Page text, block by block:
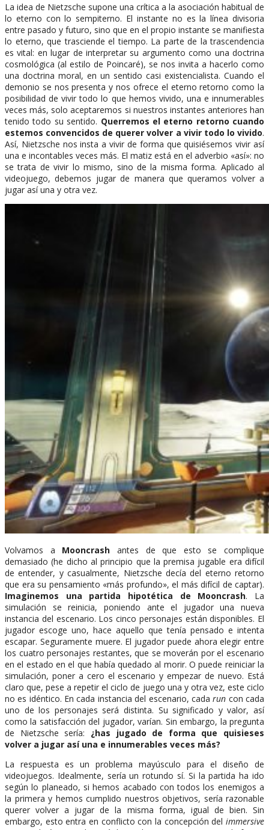
La idea de Nietzsche supone una crítica a la asociación habitual de
lo eterno con lo sempiterno. El instante no es la línea divisoria
entre pasado y futuro, sino que en el propio instante se manifiesta
lo eterno, que trasciende el tiempo. La parte de la trascendencia
es vital: en lugar de interpretar su argumento como una doctrina
cosmológica (al estilo de Poincaré), se nos invita a hacerlo como
una doctrina moral, en un sentido casi existencialista. Cuando el
demonio se nos presenta y nos ofrece el eterno retorno como la
posibilidad de vivir todo lo que hemos vivido, una e innumerables
veces más, solo aceptaremos si nuestros instantes anteriores han
tenido todo su sentido. Querremos el eterno retorno cuando
estemos convencidos de querer volver a vivir todo lo vivido.
Así, Nietzsche nos insta a vivir de forma que quisiésemos vivir así
una e incontables veces más. El matiz está en el adverbio «así»: no
se trata de vivir lo mismo, sino de la misma forma. Aplicado al
videojuego, debemos jugar de manera que queramos volver a
jugar así una y otra vez.
Volvamos a Mooncrash antes de que esto se complique
demasiado (he dicho al principio que la premisa jugable era difícil
de entender, y casualmente, Nietzsche decía del eterno retorno
que era su pensamiento «más profundo», el más difícil de captar).
Imaginemos una partida hipotética de Mooncrash. La
simulación se reinicia, poniendo ante el jugador una nueva
instancia del escenario. Los cinco personajes están disponibles. El
jugador escoge uno, hace aquello que tenía pensado e intenta
escapar. Seguramente muere. El jugador puede ahora elegir entre
los cuatro personajes restantes, que se moverán por el escenario
en el estado en el que había quedado al morir. O puede reiniciar la
simulación, poner a cero el escenario y empezar de nuevo. Está
claro que, pese a repetir el ciclo de juego una y otra vez, este ciclo
no es idéntico. En cada instancia del escenario, cadarun con cada
uno de los personajes será distinta. Su significado y valor, así
como la satisfacción del jugador, varían. Sin embargo, la pregunta
de Nietzsche sería: ¿has jugado de forma que quisieses
volver a jugar así una e innumerables veces más?
La respuesta es un problema mayúsculo para el diseño de
videojuegos. Idealmente, sería un rotundo sí. Si la partida ha ido
según lo planeado, si hemos acabado con todos los enemigos a
la primera y hemos cumplido nuestros objetivos, sería razonable
querer volver a jugar de la misma forma, igual de bien. Sin
embargo, esto entra en conflicto con la concepción del immersive